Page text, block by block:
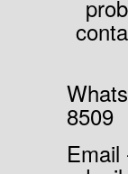
8509
Email